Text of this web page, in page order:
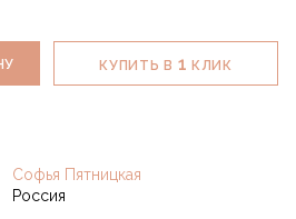
КУПИТЬ В 1 КЛИК
Софья Пятницкая
Россия